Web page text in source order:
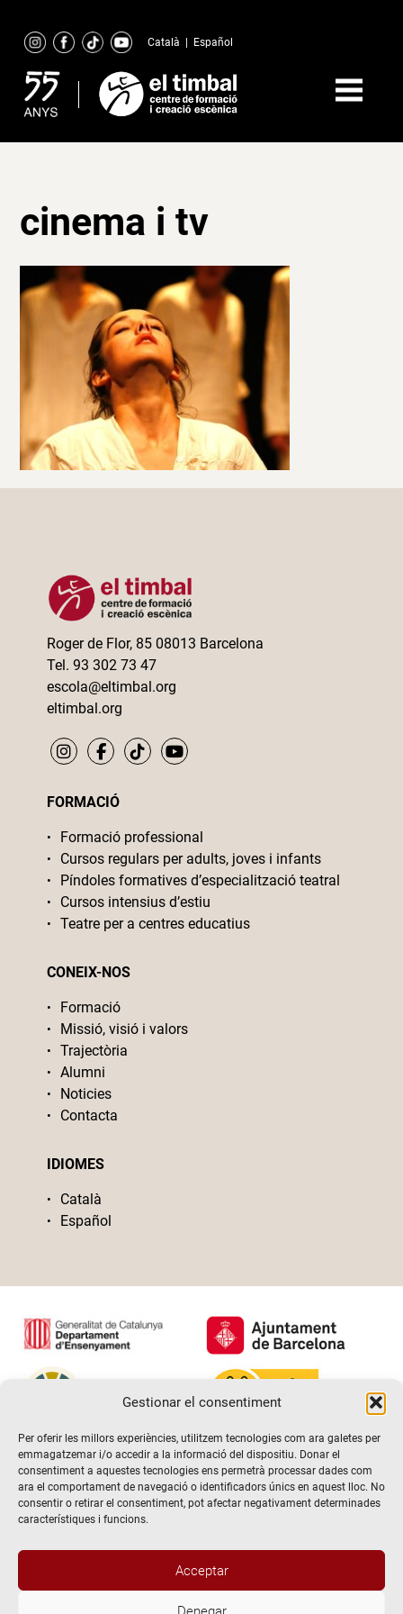
Gestionar el consentiment
Per oferir les millors experiències, utilitzem tecnologies com ara galetes per
emmagatzemar i/o accedir a la informació del dispositiu. Donar el
consentiment a aquestes tecnologies ens permetrà processar dades com
ara el comportament de navegació o identificadors únics en aquest lloc. No
consentir o retirar el consentiment, pot afectar negativament determinades
característiques i funcions.
Acceptar
content
Català Español
cinema i tv
Roger de Flor, 85 08013 Barcelona
Tel. 93 302 73 47
escola@eltimbal.org
eltimbal.org
FORMACIÓ
Formació professional
Cursos regulars per adults, joves i infants
Píndoles formatives d’especialització teatral
Cursos intensius d’estiu
Teatre per a centres educatius
CONEIX-NOS
Formació
Missió, visió i valors
Trajectòria
Alumni
Noticies
Contacta
IDIOMES
Català
Español